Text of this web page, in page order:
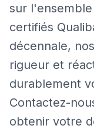
sur
certifiés
décennale,
rigueur et
durablement
Contactez-
obtenir votre